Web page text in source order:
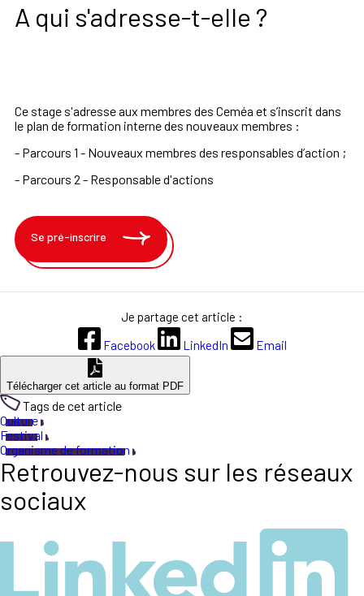
A qui s'adresse-t-elle ?
Ce stage s'adresse aux membres des Ceméa et s’inscrit dans
le plan de formation interne des nouveaux membres :
- Parcours 1 - Nouveaux membres des responsables d’action ;
- Parcours 2 - Responsable d'actions
Se pré-inscrire
Je partage cet article :
Facebook
LinkedIn Email
Télécharger cet article au format PDF
Tags de cet article
Culture
Festival
Organisme de formation
Retrouvez-nous sur les réseaux
sociaux